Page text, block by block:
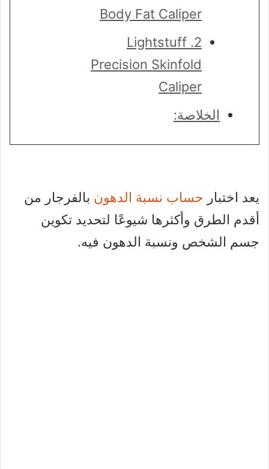
Body Fat Caliper
2. Lightstuff
Precision Skinfold
Caliper
الخلاصة:
يعد اختبار حساب نسبة الدهون بالفرجار من
أقدم الطرق وأكثرها شيوعًا لتحديد تكوين
جسم الشخص ونسبة الدهون فيه.